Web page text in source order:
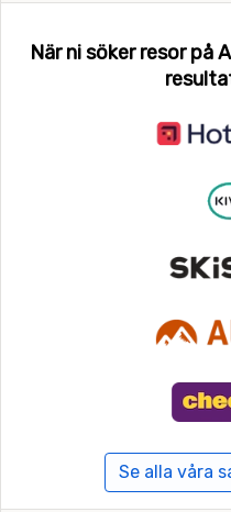
När ni söker resor på
Se alla våra